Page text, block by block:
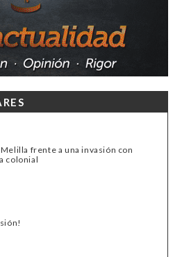
Melilla frente a una invasión con
colonial